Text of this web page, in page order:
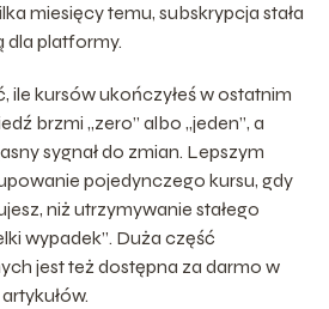
miesięcy temu, subskrypcja stała
dla platformy.
ile kursów ukończyłeś w ostatnim
brzmi „zero” albo „jeden”, a
sygnał do zmian. Lepszym
pojedynczego kursu, gdy
niż utrzymywanie stałego
wypadek”. Duża część
jest też dostępna za darmo w